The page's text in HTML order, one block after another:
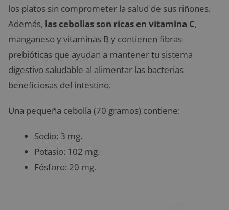
los platos sin comprometer la salud de sus riñones.
Además, las cebollas son ricas en vitamina C,
manganeso y vitaminas B y contienen fibras
prebióticas que ayudan a mantener tu sistema
digestivo saludable al alimentar las bacterias
beneficiosas del intestino.
Una pequeña cebolla (70 gramos) contiene:
Sodio: 3 mg.
Potasio: 102 mg.
Fósforo: 20 mg.